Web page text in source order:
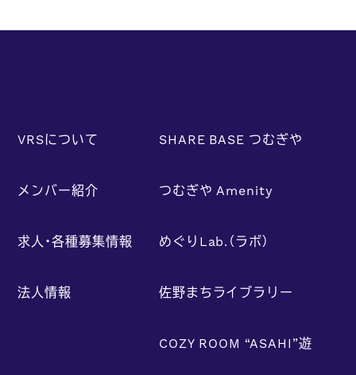
VRSについて
メンバー紹介
求人・各種募集情報
法人情報
SHARE BASE つむぎや
つむぎや Amenity
めぐりLab.（ラボ）
佐野まちライブラリー
COZY ROOM “ASAHI”遊